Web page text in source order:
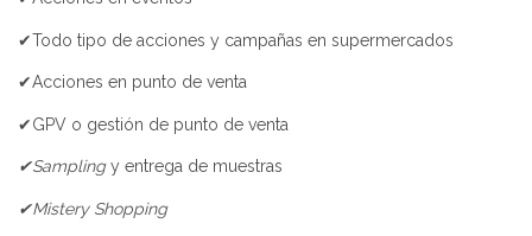
✔Todo tipo de acciones y campañas en supermercados
✔Acciones en punto de venta
✔GPV o gestión de punto de venta
✔Samplingy entrega de muestras
✔Mistery Shopping